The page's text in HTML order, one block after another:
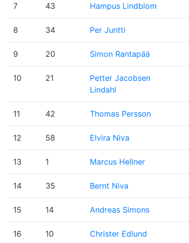
7 43 Hampus Lindblom
8 34 Per Juntti
9 20 Simon Rantapää
10 21
Petter Jacobsen
Lindahl
11 42 Thomas Persson
12 58 Elvira Niva
13 1 Marcus Hellner
14 35 Bernt Niva
15 14 Andreas Simons
16 10 Christer Edlund